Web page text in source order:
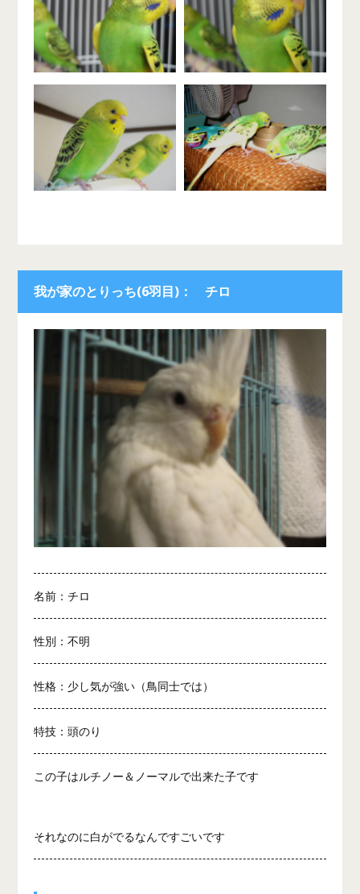
我が家のとりっち(6羽目)： チロ
名前：チロ
性別：不明
性格：少し気が強い（鳥同士では）
特技：頭のり
この子はルチノー＆ノーマルで出来た子です
それなのに白がでるなんですごいです